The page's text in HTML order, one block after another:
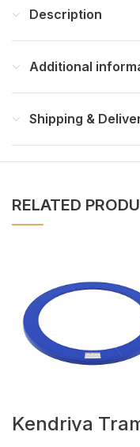
Description
Additional
Shipping &
RELATED